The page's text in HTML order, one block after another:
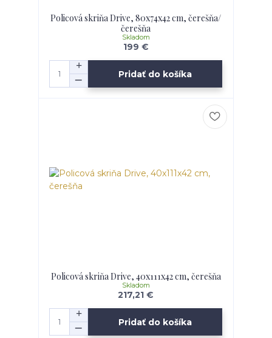
Policová skriňa Drive, 80x74x42 cm, čerešňa/
čerešňa
199 €
Skladom
Pridať do košíka
Policová skriňa Drive, 40x111x42 cm, čerešňa
217,21 €
Skladom
Pridať do košíka